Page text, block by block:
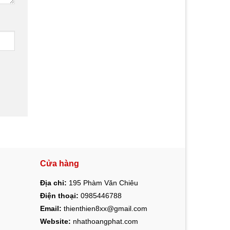
Cửa hàng
Địa chỉ: 195 Phàm Văn Chiêu
Điện thoại: 0985446788
Email:thienthien8xx@gmail.com
Website: nhathoangphat.com